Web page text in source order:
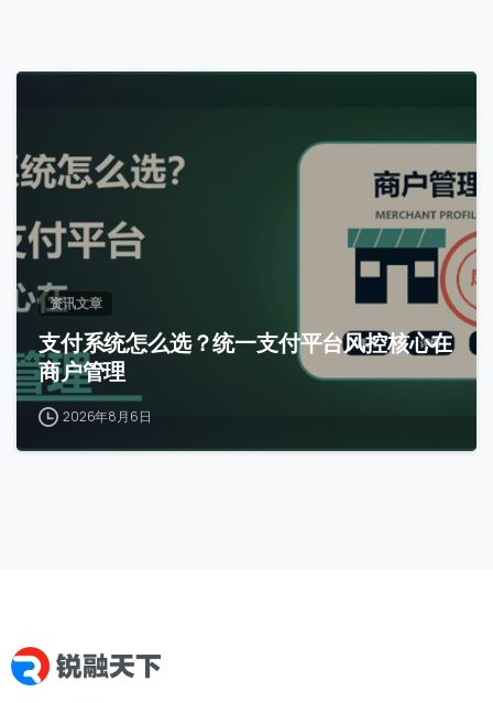
资讯文章
支付系统怎么选？统一支付平台风控核心在
商户管理
2026年8月6日